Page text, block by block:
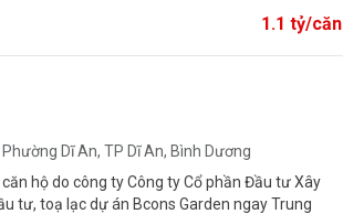
1.1 tỷ/căn
Dĩ An, TP Dĩ An, Bình Dương
hộ do công ty Công ty Cổ phần Đầu tư Xây
tư, toạ lạc dự án Bcons Garden ngay Trung